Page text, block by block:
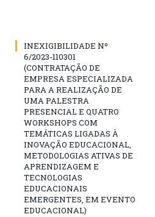
INEXIGIBILIDADE Nº
6/2023-110301
(CONTRATAÇÃO DE
EMPRESA ESPECIALIZADA
PARA A REALIZAÇÃO DE
UMA PALESTRA
PRESENCIAL E QUATRO
WORKSHOPS COM
TEMÁTICAS LIGADAS À
INOVAÇÃO EDUCACIONAL,
METODOLOGIAS ATIVAS DE
APRENDIZAGEM E
TECNOLOGIAS
EDUCACIONAIS
EMERGENTES, EM EVENTO
EDUCACIONAL)